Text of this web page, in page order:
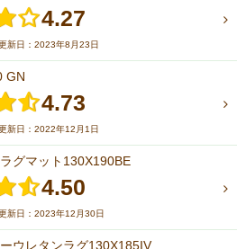
4.27
新日：2023年8月23日
GN
4.73
新日：2022年12月1日
グマット130X190BE
4.50
新日：2023年12月30日
ウレタンラグ130X185IV